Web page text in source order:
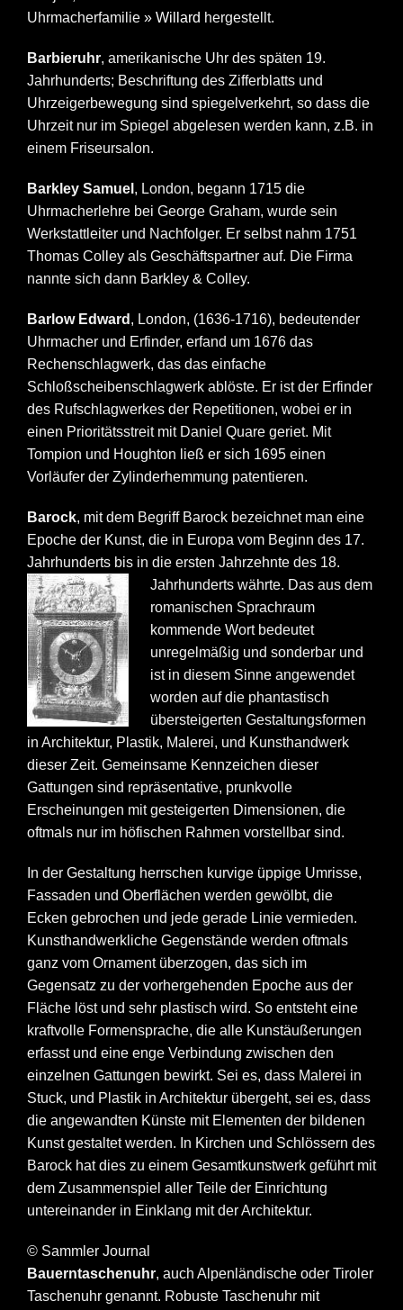
Uhrmacherfamilie » Willard hergestellt.
Barbieruhr, amerikanische Uhr des späten 19.
Jahrhunderts; Beschriftung des Zifferblatts und
Uhrzeigerbewegung sind spiegelverkehrt, so dass die
Uhrzeit nur im Spiegel abgelesen werden kann, z.B. in
einem Friseursalon.
Barkley Samuel , London, begann 1715 die
Uhrmacherlehre bei George Graham, wurde sein
Werkstattleiter und Nachfolger. Er selbst nahm 1751
Thomas Colley als Geschäftspartner auf. Die Firma
nannte sich dann Barkley & Colley.
Barlow Edward , London, (1636-1716), bedeutender
Uhrmacher und Erfinder, erfand um 1676 das
Rechenschlagwerk, das das einfache
Schloßscheibenschlagwerk ablöste. Er ist der Erfinder
des Rufschlagwerkes der Repetitionen, wobei er in
einen Prioritätsstreit mit Daniel Quare geriet. Mit
Tompion und Houghton ließ er sich 1695 einen
Vorläufer der Zylinderhemmung patentieren.
Barock, mit dem Begriff Barock bezeichnet man eine
Epoche der Kunst, die in Europa vom Beginn des 17.
Jahrhunderts bis in die ersten Jahrzehnte des 18.
Jahrhunderts währte. Das aus dem
romanischen Sprachraum
kommende Wort bedeutet
unregelmäßig und sonderbar und
ist in diesem Sinne angewendet
worden auf die phantastisch
übersteigerten Gestaltungsformen
in Architektur, Plastik, Malerei, und Kunsthandwerk
dieser Zeit. Gemeinsame Kennzeichen dieser
Gattungen sind repräsentative, prunkvolle
Erscheinungen mit gesteigerten Dimensionen, die
oftmals nur im höfischen Rahmen vorstellbar sind.
In der Gestaltung herrschen kurvige üppige Umrisse,
Fassaden und Oberflächen werden gewölbt, die
Ecken gebrochen und jede gerade Linie vermieden.
Kunsthandwerkliche Gegenstände werden oftmals
ganz vom Ornament überzogen, das sich im
Gegensatz zu der vorhergehenden Epoche aus der
Fläche löst und sehr plastisch wird. So entsteht eine
kraftvolle Formensprache, die alle Kunstäußerungen
erfasst und eine enge Verbindung zwischen den
einzelnen Gattungen bewirkt. Sei es, dass Malerei in
Stuck, und Plastik in Architektur übergeht, sei es, dass
die angewandten Künste mit Elementen der bildenen
Kunst gestaltet werden. In Kirchen und Schlössern des
Barock hat dies zu einem Gesamtkunstwerk geführt mit
dem Zusammenspiel aller Teile der Einrichtung
untereinander in Einklang mit der Architektur.
© Sammler Journal
Bauerntaschenuhr, auch Alpenländische oder Tiroler
Taschenuhr genannt. Robuste Taschenuhr mit